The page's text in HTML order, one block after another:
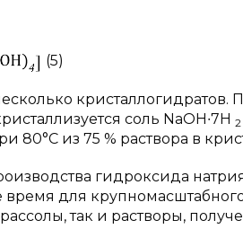
(5)
кристаллогидратов.
соль NaOH∙7H 2
80°C из 75 % раствора в
гидроксида
для
так и растворы,